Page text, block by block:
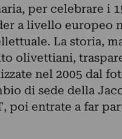
per celebrare i
a livello europeo
La storia,
olivettiani,
nel 2005 dal
di sede della
poi entrate a far